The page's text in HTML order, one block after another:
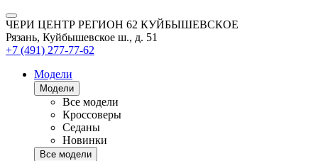
ЧЕРИ ЦЕНТР РЕГИОН 62 КУЙБЫШЕВСКОЕ
Рязань, Куйбышевское ш., д. 51
+7 (491) 277-77-62
Модели
Модели
Все модели
Кроссоверы
Седаны
Новинки
Все модели